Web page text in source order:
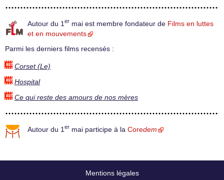
Autour du 1 er mai est membre fondateur de Films en luttes
et en mouvements
Parmi les derniers films recensés :
Corset (Le)
Hospital
Ce qui reste des amours de nos mères
Autour du 1 er mai participe à la Coredem
Mentions légales